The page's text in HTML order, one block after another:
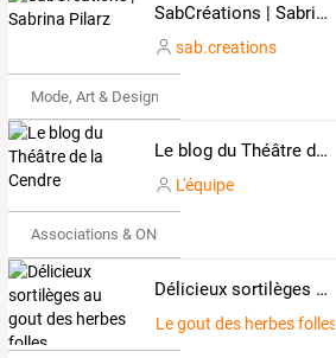
SabCréations | Sabrina Pilarz
sab.creations
Mode, Art & Design
Le blog du Théâtre de la Cendre
L'équipe
Associations & ONG
Délicieux sortilèges au gout des herbes folles
Le gout des herbes folles